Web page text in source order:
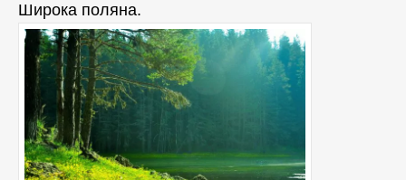
Широка поляна.